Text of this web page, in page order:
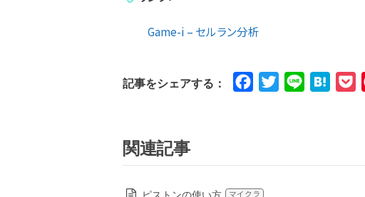
Game-i – セルラン分析
記事をシェアする： FacebookTwitterLine
関連記事
ピストンの使い方 マイクラ